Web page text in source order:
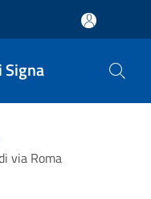
Signa
via Roma